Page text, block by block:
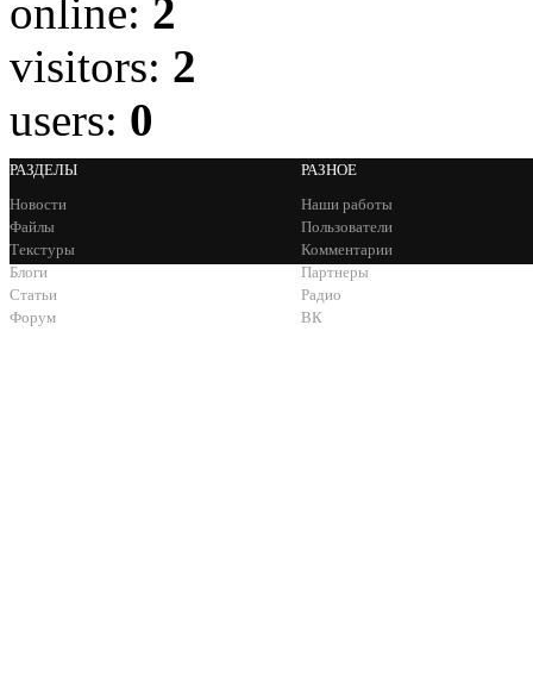
online: 2
visitors: 2
users: 0
РАЗДЕЛЫ
Новости
Файлы
Текстуры
Блоги
Статьи
Форум
РАЗНОЕ
Наши работы
Пользователи
Комментарии
Партнеры
Радио
ВК